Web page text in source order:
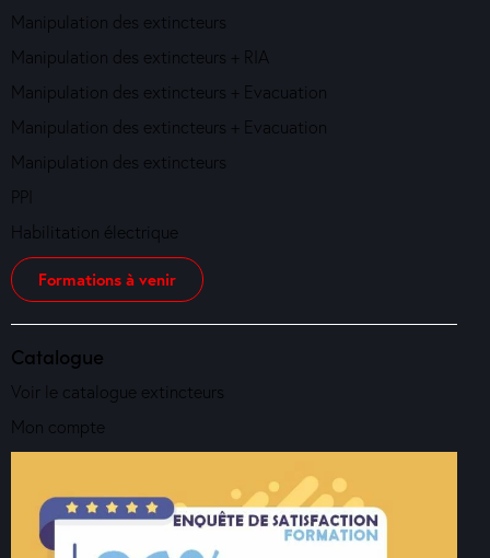
Manipulation des extincteurs
Manipulation des extincteurs + RIA
Manipulation des extincteurs + Evacuation
Manipulation des extincteurs + Evacuation
Manipulation des extincteurs
PPI
Habilitation électrique
Formations à venir
Catalogue
Voir le catalogue extincteurs
Mon compte